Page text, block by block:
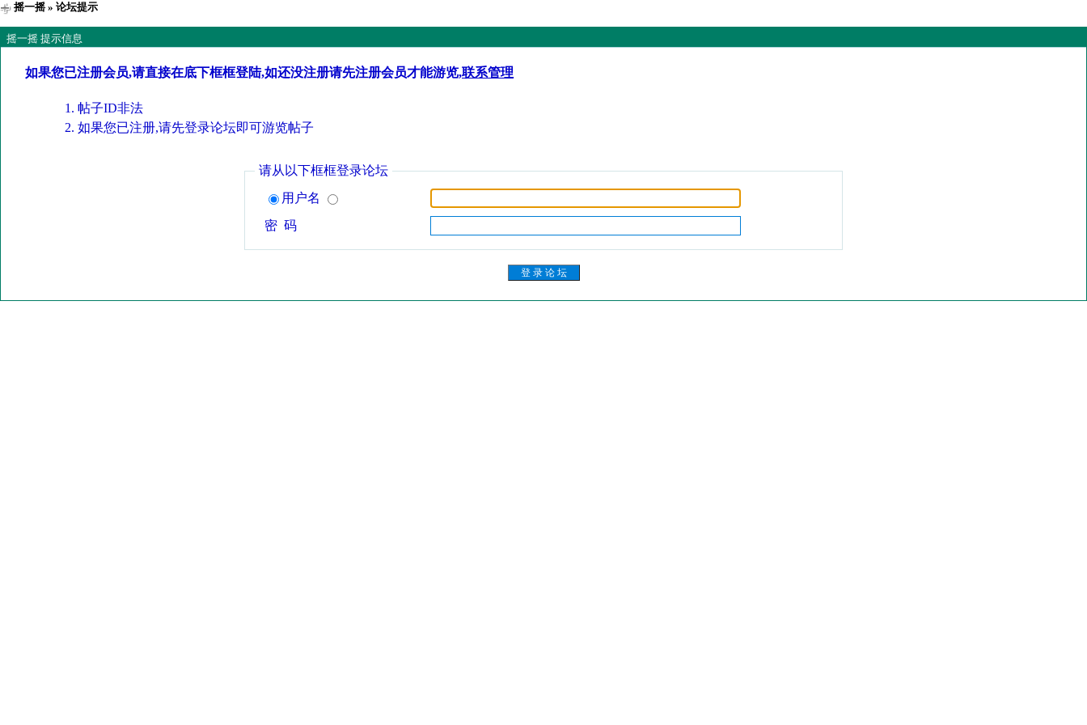
摇一摇» 论坛提示
摇一摇 提示信息
如果您已注册会员,请直接在底下框框登陆,如还没注册请先注册会员才能游览,联系管理
帖子ID非法
如果您已注册,请先登录论坛即可游览帖子
请从以下框框登录论坛
用户名
密 码